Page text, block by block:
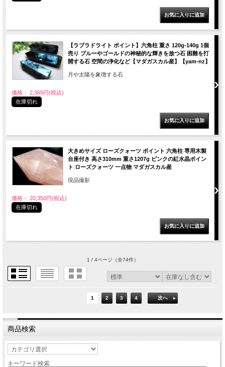
【ラブラドライト ポイント】六角柱 重さ 120g-140g 1個
売り ブルーやゴールドの神秘的な輝きを放つ石 困難を打
開する石 空間の浄化など【マダガスカル産】【yam-nz】
月や太陽を象徴する石
価格： 2,365円(税込)
在庫切れ
大きめサイズ ローズクォーツ ポイント 六角柱 専用木製
台座付き 高さ310mm 重さ1207g ピンクの紅水晶ポイン
ト ローズクォーツ 一点物 マダガスカル産
現品撮影
価格： 20,350円(税込)
在庫切れ
1 / 4ページ（全74件）
1 2 3 4 次へ
商品検索
キーワード検索